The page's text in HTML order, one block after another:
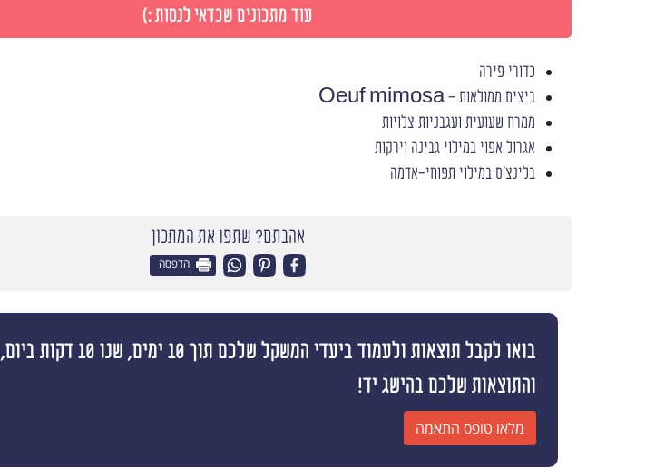
עוד מתכונים שכדאי לנסות :)
כדורי פירה
ביצים ממולאות - Oeuf mimosa
ממרח שעועית ועגבניות צלויות
אגרול אפוי במילוי גבינה וירקות
בלינצ'ס במילוי תפוחי-אדמה
אהבתם? שתפו את המתכון
הדפסה
בואו לקבל תוצאות ולעמוד ביעדי המשקל שלכם תוך 10 ימים, שנו 10 דקות ביום,
והתוצאות שלכם בהישג יד!
מלאו טופס התאמה